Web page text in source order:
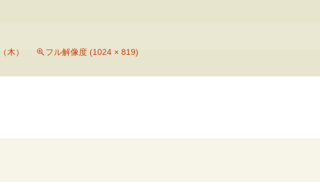
木） フル解像度 (1024 × 819)